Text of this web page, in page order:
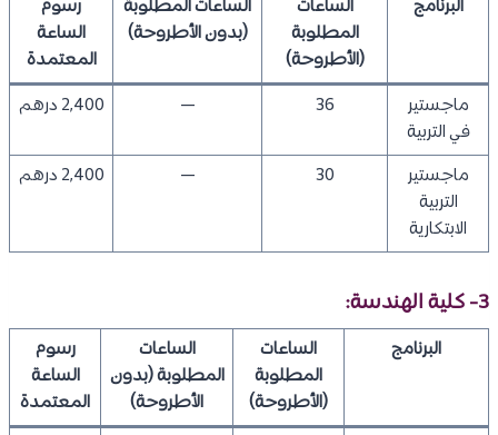
البرنامج
الساعات
المطلوبة
(الأطروحة)
الساعات المطلوبة
(بدون الأطروحة)
رسوم
الساعة
المعتمدة
ماجستير
في التربية
36
— 2,400 درهم
ماجستير
التربية
الابتكارية
30
— 2,400 درهم
3- كلية الهندسة:
البرنامج
الساعات
المطلوبة
(الأطروحة)
الساعات
المطلوبة (بدون
الأطروحة)
رسوم
الساعة
المعتمدة